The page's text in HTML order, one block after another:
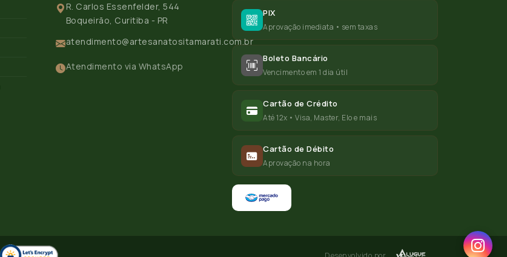
R. Carlos Essenfelder, 544
Boqueirão, Curitiba - PR
atendimento@artesanatositamarati.com.br
Atendimento via WhatsApp
PIX
Aprovação imediata • sem taxas
Boleto Bancário
Vencimento em 1 dia útil
Cartão de Crédito
Até 12x • Visa, Master, Elo e mais
Cartão de Débito
Aprovação na hora